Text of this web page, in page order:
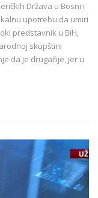
Država u Bosni i
upotrebu da umiri
predstavnik u BiH,
skupštini
da je drugačije, jer u